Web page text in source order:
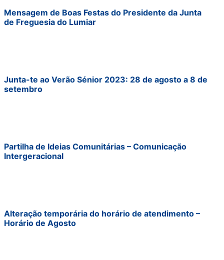
Mensagem de Boas Festas do Presidente da Junta
de Freguesia do Lumiar
Junta-te ao Verão Sénior 2023: 28 de agosto a 8 de
setembro
Partilha de Ideias Comunitárias – Comunicação
Intergeracional
Alteração temporária do horário de atendimento –
Horário de Agosto